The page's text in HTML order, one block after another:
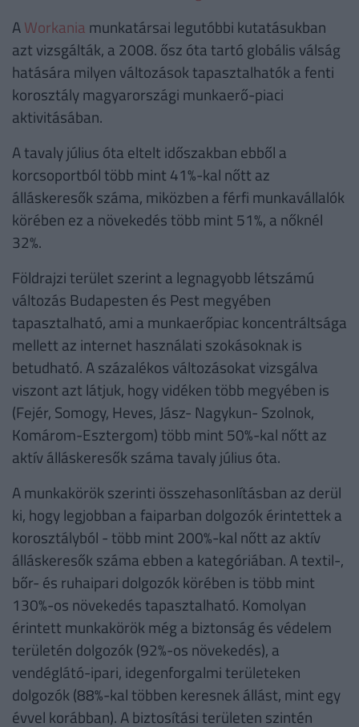
AWorkania munkatársai legutóbbi kutatásukban
azt vizsgálták, a 2008. ősz óta tartó globális válság
hatására milyen változások tapasztalhatók a fenti
korosztály magyarországi munkaerő-piaci
aktivitásában.
A tavaly július óta eltelt időszakban ebből a
korcsoportból több mint 41%-kal nőtt az
álláskeresők száma, miközben a férfi munkavállalók
körében ez a növekedés több mint 51%, a nőknél
32%.
Földrajzi terület szerint a legnagyobb létszámú
változás Budapesten és Pest megyében
tapasztalható, ami a munkaerőpiac koncentráltsága
mellett az internet használati szokásoknak is
betudható. A százalékos változásokat vizsgálva
viszont azt látjuk, hogy vidéken több megyében is
(Fejér, Somogy, Heves, Jász- Nagykun- Szolnok,
Komárom-Esztergom) több mint 50%-kal nőtt az
aktív álláskeresők száma tavaly július óta.
A munkakörök szerinti összehasonlításban az derül
ki, hogy legjobban a faiparban dolgozók érintettek a
korosztályból - több mint 200%-kal nőtt az aktív
álláskeresők száma ebben a kategóriában. A textil-,
bőr- és ruhaipari dolgozók körében is több mint
130%-os növekedés tapasztalható. Komolyan
érintett munkakörök még a biztonság és védelem
területén dolgozók (92%-os növekedés), a
vendéglátó-ipari, idegenforgalmi területeken
dolgozók (88%-kal többen keresnek állást, mint egy
évvel korábban). A biztosítási területen szintén